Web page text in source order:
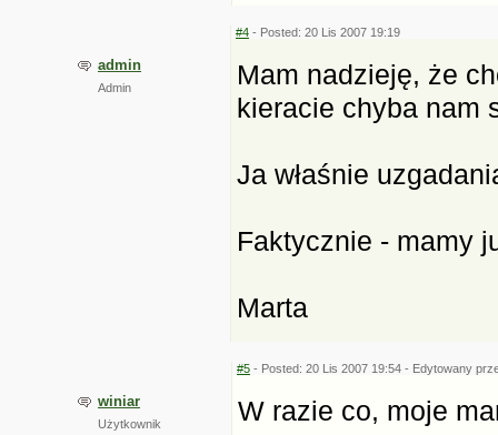
admin
Admin
#4 - Posted: 20 Lis 2007 19:19
Mam nadzieję, że
kieracie chyba nam
Ja właśnie
Faktycznie - mamy
Marta
winiar
Użytkownik
#5 - Posted: 20 Lis 2007 19:54 - Edytowany
W razie co, moje